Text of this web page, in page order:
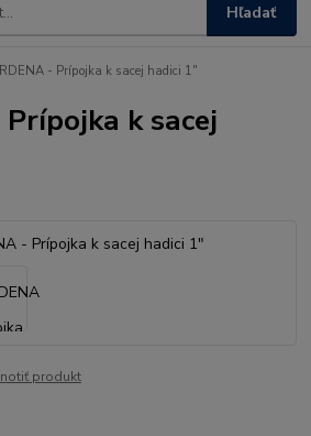
Hľadať
- Prípojka k sacej hadici 1"
k sacej
produkt